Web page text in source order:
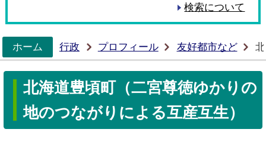
検索について
ホーム
行政 プロフィール 友好都市など
北海道豊頃町（二宮尊徳ゆかりの
地のつながりによる互産互生）